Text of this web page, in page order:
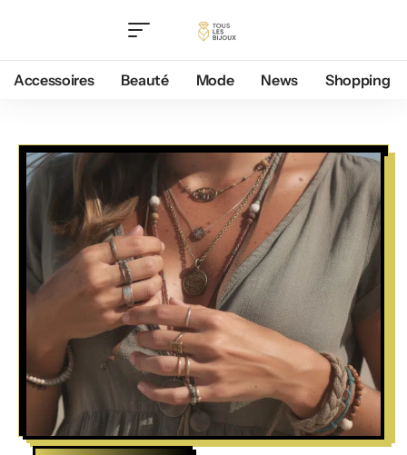
Accessoires Beauté Mode News Shopping